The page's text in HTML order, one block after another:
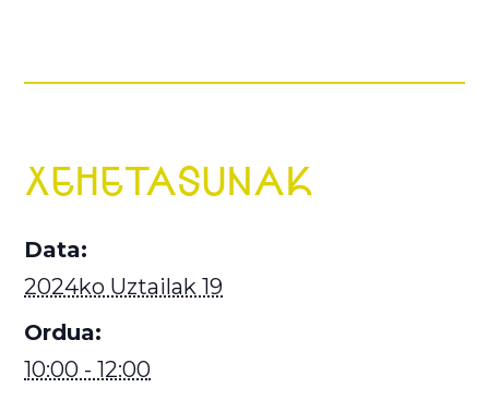
XEHETASUNAK
Data:
2024ko Uztailak 19
Ordua:
10:00 - 12:00